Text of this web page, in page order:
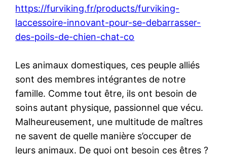
https://furviking.fr/products/furviking-
laccessoire-innovant-pour-se-debarrasser-
des-poils-de-chien-chat-co
Les animaux domestiques, ces peuple alliés
sont des membres intégrantes de notre
famille. Comme tout être, ils ont besoin de
soins autant physique, passionnel que vécu.
Malheureusement, une multitude de maîtres
ne savent de quelle manière s’occuper de
leurs animaux. De quoi ont besoin ces êtres ?